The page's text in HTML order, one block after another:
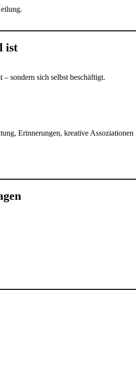
ist
sondern sich selbst beschäftigt.
Erinnerungen, kreative Assoziationen